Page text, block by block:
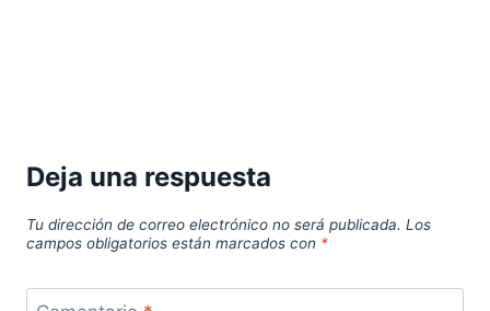
Deja una respuesta
Tu dirección de correo electrónico no será publicada. Los
campos obligatorios están marcados con *